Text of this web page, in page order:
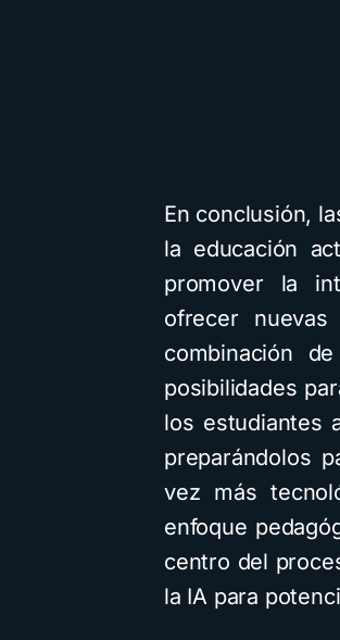
En conclusión,
la educación
promover la
ofrecer
combinación
posibilidades
los estudiantes
preparándolos
vez más
enfoque
centro del
la IA para